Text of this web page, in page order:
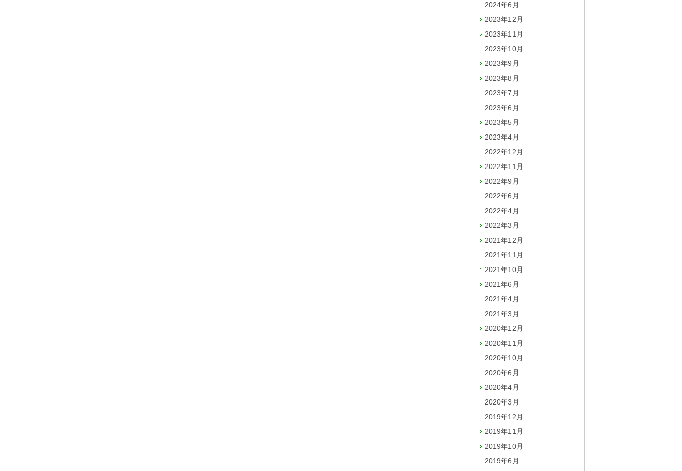
2024年6月
2023年12月
2023年11月
2023年10月
2023年9月
2023年8月
2023年7月
2023年6月
2023年5月
2023年4月
2022年12月
2022年11月
2022年9月
2022年6月
2022年4月
2022年3月
2021年12月
2021年11月
2021年10月
2021年6月
2021年4月
2021年3月
2020年12月
2020年11月
2020年10月
2020年6月
2020年4月
2020年3月
2019年12月
2019年11月
2019年10月
2019年6月